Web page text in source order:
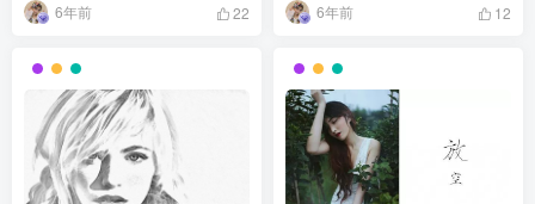
6年前 22 6年前 12